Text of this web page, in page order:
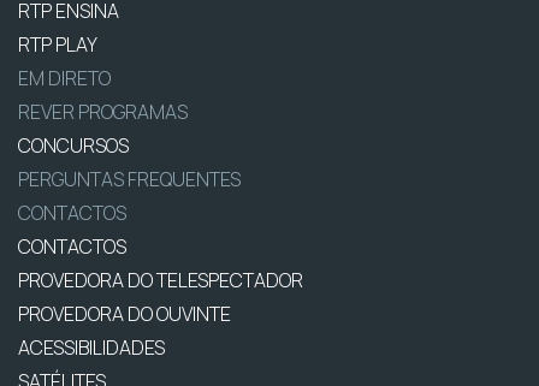
RTP ENSINA
RTP PLAY
EM DIRETO
REVER PROGRAMAS
CONCURSOS
PERGUNTAS FREQUENTES
CONTACTOS
CONTACTOS
PROVEDORA DO TELESPECTADOR
PROVEDORA DO OUVINTE
ACESSIBILIDADES